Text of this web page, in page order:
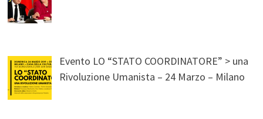
Evento LO “STATO COORDINATORE” > una
Rivoluzione Umanista – 24 Marzo – Milano